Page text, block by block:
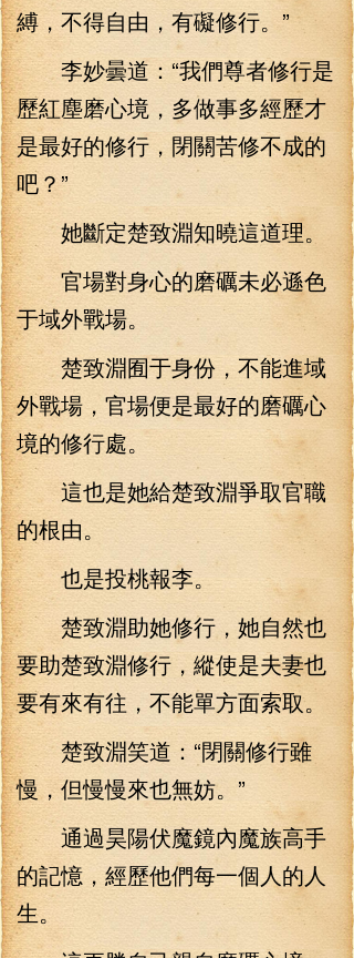
縛，不得自由，有礙修行。”
李妙曇道：“我們尊者修行是
歷紅塵磨心境，多做事多經歷才
是最好的修行，閉關苦修不成的
吧？”
她斷定楚致淵知曉這道理。
官場對身心的磨礪未必遜色
于域外戰場。
楚致淵囿于身份，不能進域
外戰場，官場便是最好的磨礪心
境的修行處。
這也是她給楚致淵爭取官職
的根由。
也是投桃報李。
楚致淵助她修行，她自然也
要助楚致淵修行，縱使是夫妻也
要有來有往，不能單方面索取。
楚致淵笑道：“閉關修行雖
慢，但慢慢來也無妨。”
通過昊陽伏魔鏡內魔族高手
的記憶，經歷他們每一個人的人
生。